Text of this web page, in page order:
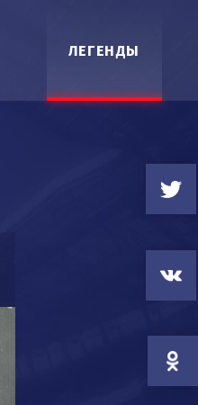
ЛЕГЕНДЫ